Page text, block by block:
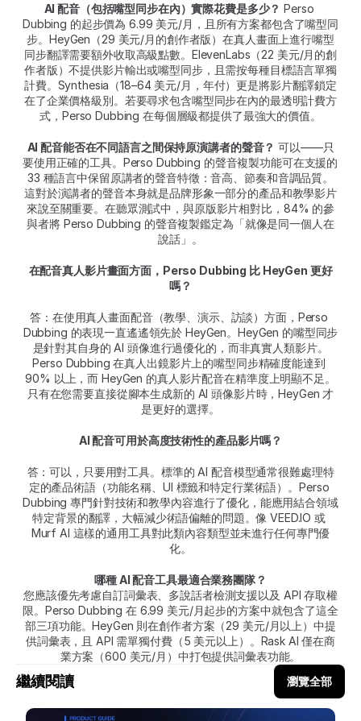
AI 配音（包括嘴型同步在內）實際花費是多少？ Perso
Dubbing 的起步價為 6.99 美元/月，且所有方案都包含了嘴型同
步。HeyGen（29 美元/月的創作者版）在真人畫面上進行嘴型
同步翻譯需要額外收取高級點數。ElevenLabs（22 美元/月的創
作者版）不提供影片輸出或嘴型同步，且需按每種目標語言單獨
計費。Synthesia（18–64 美元/月，年付）更是將影片翻譯鎖定
在了企業價格級別。若要尋求包含嘴型同步在內的最透明計費方
式，Perso Dubbing 在每個層級都提供了最強大的價值。
AI 配音能否在不同語言之間保持原演講者的聲音？ 可以——只
要使用正確的工具。Perso Dubbing 的聲音複製功能可在支援的
33 種語言中保留原講者的聲音特徵：音高、節奏和音調品質。
這對於演講者的聲音本身就是品牌形象一部分的產品和教學影片
來說至關重要。在聽眾測試中，與原版影片相對比，84% 的參
與者將 Perso Dubbing 的聲音複製鑑定為「就像是同一個人在
說話」。
在配音真人影片畫面方面，Perso Dubbing 比 HeyGen 更好
嗎？
答：在使用真人畫面配音（教學、演示、訪談）方面，Perso
Dubbing 的表現一直遙遙領先於 HeyGen。HeyGen 的嘴型同步
是針對其自身的 AI 頭像進行過優化的，而非真實人類影片。
Perso Dubbing 在真人出鏡影片上的嘴型同步精確度能達到
90% 以上，而 HeyGen 的真人影片配音在精準度上明顯不足。
只有在您需要直接從腳本生成新的 AI 頭像影片時，HeyGen 才
是更好的選擇。
AI 配音可用於高度技術性的產品影片嗎？
答：可以，只要用對工具。標準的 AI 配音模型通常很難處理特
定的產品術語（功能名稱、UI 標籤和特定行業術語）。Perso
Dubbing 專門針對技術和教學內容進行了優化，能應用結合領域
特定背景的翻譯，大幅減少術語偏離的問題。像 VEED.IO 或
Murf AI 這樣的通用工具對此類內容類型並未進行任何專門優
化。
哪種 AI 配音工具最適合業務團隊？
您應該優先考慮自訂詞彙表、多說話者檢測支援以及 API 存取權
限。Perso Dubbing 在 6.99 美元/月起步的方案中就包含了這全
部三項功能。HeyGen 則在創作者方案（29 美元/月以上）中提
供詞彙表，且 API 需單獨付費（5 美元以上）。Rask AI 僅在商
業方案（600 美元/月）中打包提供詞彙表功能。
繼續閱讀 瀏覽全部